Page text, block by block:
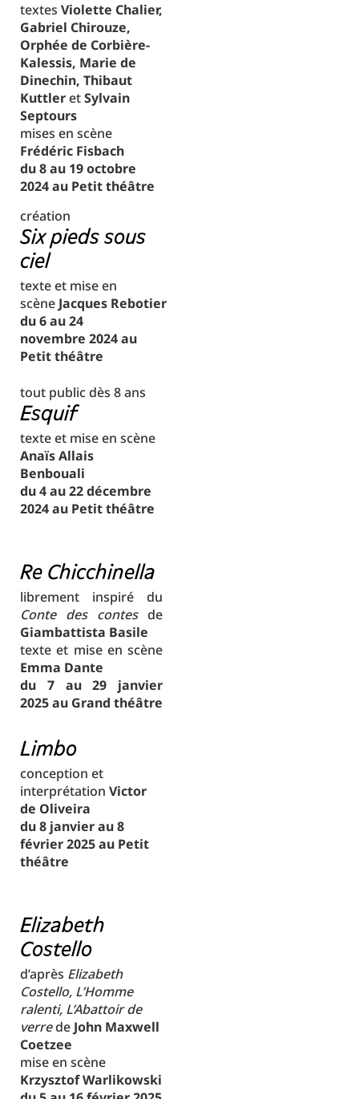
textes Violette Chalier,
Gabriel Chirouze,
Orphée de Corbière-
Kalessis, Marie de
Dinechin, Thibaut
KuttleretSylvain
Septours
mises en scène
Frédéric Fisbach
du 8 au 19 octobre
2024 au Petit théâtre
création
Six pieds sous
ciel
texte et mise en
scène Jacques Rebotier
du 6 au 24
novembre 2024 au
Petit théâtre
tout public dès 8 ans
Esquif
texte et mise en scène
Anaïs Allais
Benbouali
du 4 au 22 décembre
2024 au Petit théâtre
Re Chicchinella
librement inspiré du
Conte des contesde
Giambattista Basile
texte et mise en scène
Emma Dante
du 7 au 29 janvier
2025 au Grand théâtre
Limbo
conception et
interprétation Victor
de Oliveira
du 8 janvier au 8
février 2025 au Petit
théâtre
Elizabeth
Costello
d’après Elizabeth
Costello, L’Homme
ralenti, L’Abattoir de
verrede John Maxwell
Coetzee
mise en scène
Krzysztof Warlikowski